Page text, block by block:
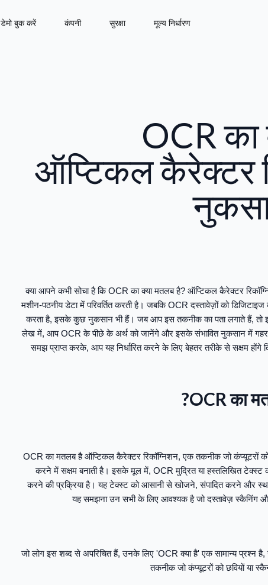
मूल्य निर्धारण
सुरक्षा
कंपनी
डेमो बुक करें
OCR का
ऑप्टिकल कैरेक्टर
क्या आपने कभी सोचा है कि OCR का क्या मतलब है? ऑप्टिकल कैरेक्टर
मशीन-पठनीय डेटा में परिवर्तित करती है। जबकि OCR दस्तावेज़ों को
करता है, इसके कुछ नुकसान भी हैं। जब आप इस तकनीक का पता लगाते हैं, तो
लेख में, आप OCR के पीछे के अर्थ को जानेंगे और इसके संभावित नुकसान में
समझ प्राप्त करके, आप यह निर्धारित करने के लिए बेहतर तरीके से सक्षम
OCR का
OCR का मतलब है ऑप्टिकल कैरेक्टर रिकॉग्निशन, एक तकनीक जो कंप्यूटरों को
करने में सक्षम बनाती है। इसके मूल में, OCR मुद्रित या हस्तलिखित टेक्स्ट
करने की प्रक्रिया है। यह टेक्स्ट को आसानी से खोजने, संपादित करने और
यह समझना उन सभी के लिए आवश्यक है जो दस्तावेज़ स्कैनिंग
जो लोग इस शब्द से अपरिचित हैं, उनके लिए 'OCR क्या है' एक सामान्य प्रश्न
तकनीक जो कंप्यूटरों को छवियों या